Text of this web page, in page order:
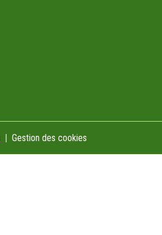
Gestion des cookies